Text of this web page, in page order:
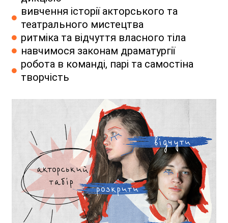
вивчення історії акторського та
театрального мистецтва
ритміка та відчуття власного тіла
навчимося законам драматургії
робота в команді, парі та самостіна
творчість